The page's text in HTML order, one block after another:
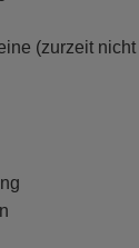
(zurzeit nicht